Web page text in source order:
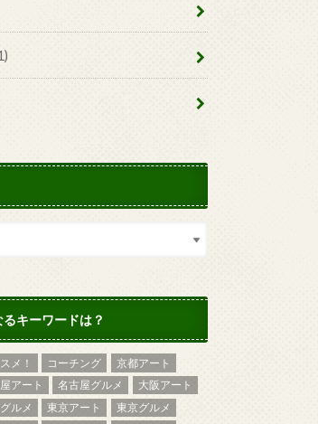
キーワードは？
メ！ コーチング
京都アート
アート 名古屋グルメ
大阪アート
ルメ 東京アート
東京グルメ